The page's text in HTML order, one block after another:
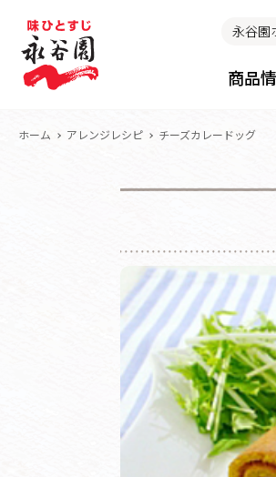
永谷園
商品
ホーム アレンジレシピ チーズカレードッグ